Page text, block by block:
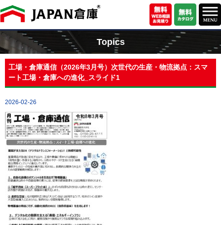
Topics
工場・倉庫通信（2026年3月号）次世代の生産・物流拠点：スマ
ート工場・倉庫への進化_スライド1
2026-02-26